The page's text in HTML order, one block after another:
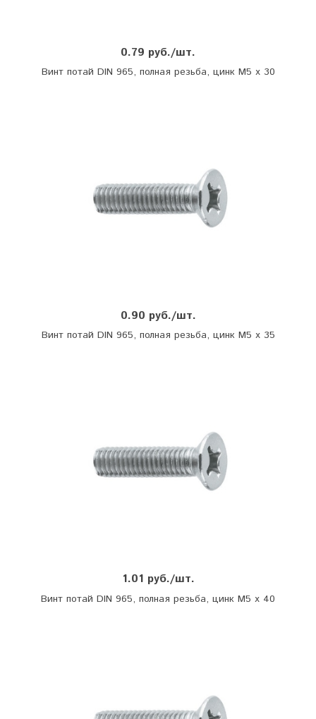
0.79 руб./шт.
Винт потай DIN 965, полная резьба, цинк М5 х 30
0.90 руб./шт.
Винт потай DIN 965, полная резьба, цинк М5 х 35
1.01 руб./шт.
Винт потай DIN 965, полная резьба, цинк М5 х 40